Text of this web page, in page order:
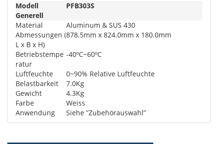
Modell
PFB303S
Generell
Material
Aluminum & SUS 430
Abmessungen (
L x B x H)
878.5mm x 824.0mm x 180.0mm
Betriebstempe
ratur
-40ºC~60ºC
Luftfeuchte
0~90% Relative Luftfeuchte
Belastbarkeit
7.0Kg
Gewicht
4.3Kg
Farbe
Weiss
Anwendung
Siehe ”Zubehörauswahl”